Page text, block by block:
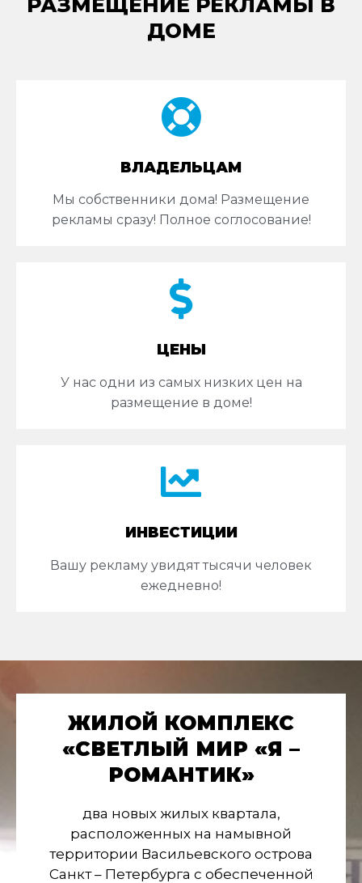
ДОМЕ
ВЛАДЕЛЬЦАМ
Мы собственники дома! Размещение
рекламы сразу! Полное соглосование!
ЦЕНЫ
У нас одни из самых низких цен на
размещение в доме!
ИНВЕСТИЦИИ
Вашу рекламу увидят тысячи человек
ежедневно!
ЖИЛОЙ КОМПЛЕКС
«СВЕТЛЫЙ МИР «Я –
РОМАНТИК»
два новых жилых квартала,
расположенных на намывной
территории Васильевского острова
Санкт – Петербурга с обеспеченной